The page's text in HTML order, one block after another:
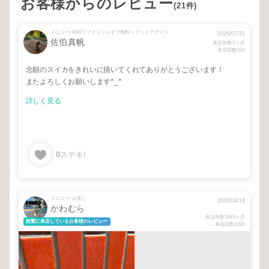
お客様からのレビュー(21件)
メニュー/ 初回ソフトジェルオフ無料 + フットデザイン
佐伯真帆
2026/07/31
来店年数/1ヶ月
来店回数/1回
念願のスイカをきれいに描いてくれてありがとうございます！
またよろしくお願いします^_^
詳しく見る
0ステキ!
メニュー/ お直し
かわむら
頻繁に来店しているお客様のレビュー
2026/04/18
来店年数/1年0ヶ月
来店回数/15回